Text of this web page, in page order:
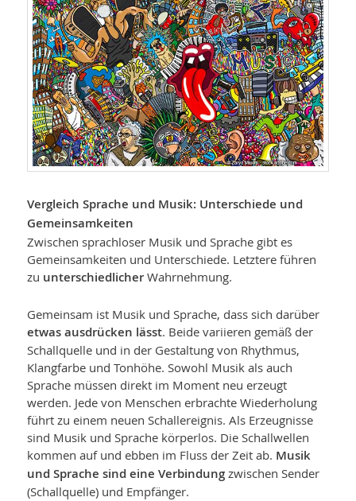
Vergleich Sprache und Musik: Unterschiede und
Gemeinsamkeiten
Zwischen sprachloser Musik und Sprache gibt es
Gemeinsamkeiten und Unter­schiede. Letztere führen
zu unterschiedlicherWahrnehmung.
Gemeinsam ist Musik und Sprache, dass sich darüber
etwas ausdrücken lässt. Beide variieren gemäß der
Schallquelle und in der Gestaltung von Rhythmus,
Klangfarbe und Tonhöhe. Sowohl Musik als auch
Sprache müssen direkt im Mo­ment neu erzeugt
werden. Jede von Menschen erbrachte Wiederholung
führt zu einem neuen Schallereignis. Als Erzeugnisse
sind Musik und Sprache körperlos. Die Schallwellen
kommen auf und ebben im Fluss der Zeit ab. Musik
und Sprache sind eine Verbindung zwischen Sender
(Schallquelle) und Empfänger.